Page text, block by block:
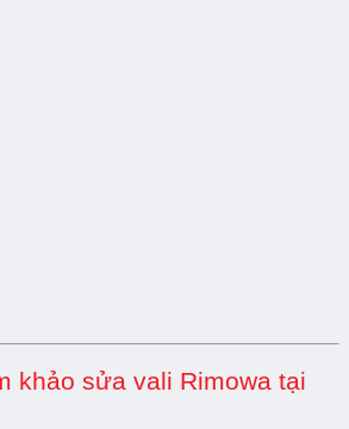
khảo sửa vali Rimowa tại